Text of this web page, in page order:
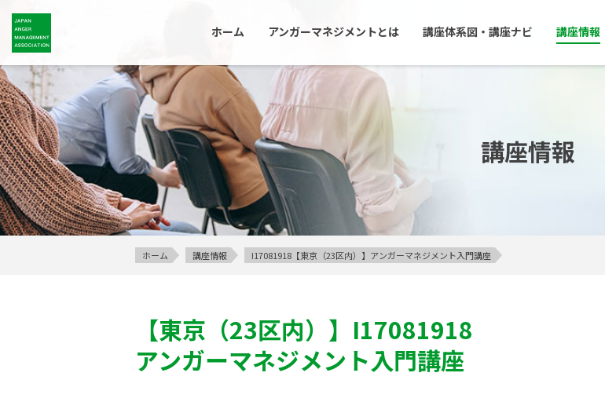
ホーム アンガーマネジメントとは 講座体系図・講座ナビ 講座情報
講座情報
ホーム 講座情報 I17081918【東京（23区内）】アンガーマネジメント入門講座
【東京（23区内）】 I17081918
アンガーマネジメント入門講座